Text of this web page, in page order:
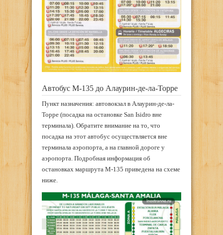
Автобус M-135 до Алаурин-де-ла-Торре
Пункт назначения: автовокзал в Алаурин-де-ла-
Торре (посадка на остановке San Isidro вне
терминала). Обратите внимание на то, что
посадка на этот автобус осуществляется вне
терминала аэропорта, а на главной дороге у
аэропорта. Подробная информация об
остановках маршрута M-135 приведена на схеме
ниже.